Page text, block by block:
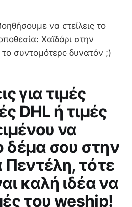
να στείλεις το
Χαϊδάρι στην
συντομότερο δυνατόν ;)
για τιμές
DHL ή τιμές
να
δέμα σου στην
Πεντέλη, τότε
καλή ιδέα να
του weship!